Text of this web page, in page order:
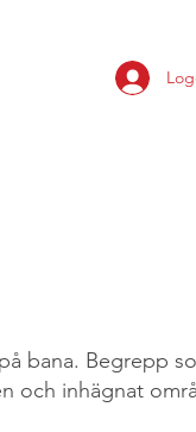
bana. Begrepp
och inhägnat